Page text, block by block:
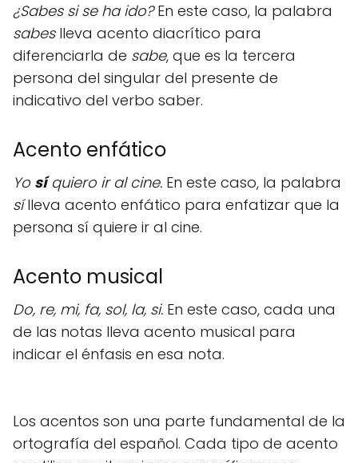
¿Sabes si se ha ido?En este caso, la palabra
sabeslleva acento diacrítico para
diferenciarla de sabe, que es la tercera
persona del singular del presente de
indicativo del verbo saber.
Acento enfático
Yo síquiero ir al cine. En este caso, la palabra
sílleva acento enfático para enfatizar que la
persona sí quiere ir al cine.
Acento musical
Do, re, mi, fa, sol, la, si. En este caso, cada una
de las notas lleva acento musical para
indicar el énfasis en esa nota.
Los acentos son una parte fundamental de la
ortografía del español. Cada tipo de acento